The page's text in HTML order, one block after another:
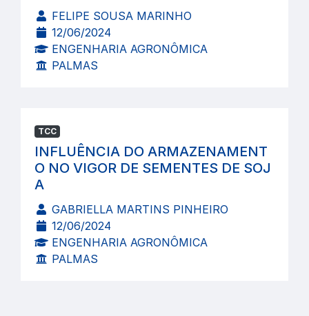
FELIPE SOUSA MARINHO
12/06/2024
ENGENHARIA AGRONÔMICA
PALMAS
TCC
INFLUÊNCIA DO ARMAZENAMENT
O NO VIGOR DE SEMENTES DE SOJ
A
GABRIELLA MARTINS PINHEIRO
12/06/2024
ENGENHARIA AGRONÔMICA
PALMAS